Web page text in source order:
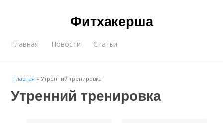
Фитхакерша
Главная Новости Статьи
Главная »Утренний тренировка
Утренний тренировка